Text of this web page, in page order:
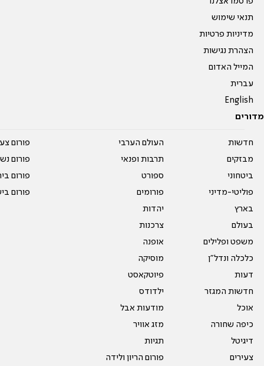
תנאי שימוש
מדיניות פרטיות
הצהרת נגישות
המייל האדום
עברית
English
מדורים
חדשות
מבזקים
ביטחוני
פוליטי-מדיני
בארץ
בעולם
משפט ופלילים
כלכלה ונדל"ן
דעות
חדשות המגזר
אוכל
כיפה שחורה
דיגיטל
צעירים
העולם הערבי
תרבות ופנאי
ספורט
פורומים
יהדות
צרכנות
אופנה
מוסיקה
פיוטקאסט
ילדודס
מודעות אבל
מזג אוויר
תגיות
פורום הריון ולידה
פורום
פורום
פורום
פורום